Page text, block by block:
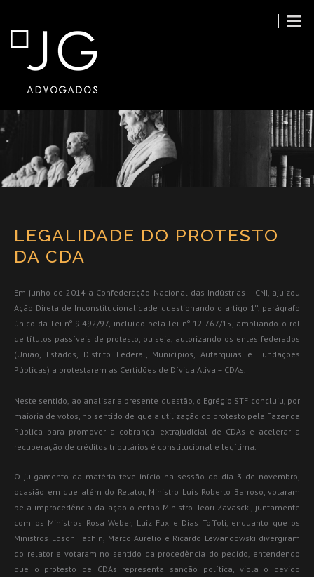
LEGALIDADE DO PROTESTO
DA CDA
Em junho de 2014 a Confederação Nacional das Indústrias – CNI, ajuizou
Ação Direta de Inconstitucionalidade questionando o artigo 1º, parágrafo
único da Lei nº 9.492/97, incluído pela Lei nº 12.767/15, ampliando o rol
de títulos passíveis de protesto, ou seja, autorizando os entes federados
(União, Estados, Distrito Federal, Municípios, Autarquias e Fundações
Públicas) a protestarem as Certidões de Dívida Ativa – CDAs.
Neste sentido, ao analisar a presente questão, o Egrégio STF concluiu, por
maioria de votos, no sentido de que a utilização do protesto pela Fazenda
Pública para promover a cobrança extrajudicial de CDAs e acelerar a
recuperação de créditos tributários é constitucional e legítima.
O julgamento da matéria teve início na sessão do dia 3 de novembro,
ocasião em que além do Relator, Ministro Luís Roberto Barroso, votaram
pela improcedência da ação o então Ministro Teori Zavascki, juntamente
com os Ministros Rosa Weber, Luiz Fux e Dias Toffoli, enquanto que os
Ministros Edson Fachin, Marco Aurélio e Ricardo Lewandowski divergiram
do relator e votaram no sentido da procedência do pedido, entendendo
que o protesto de CDAs representa sanção política, viola o devido